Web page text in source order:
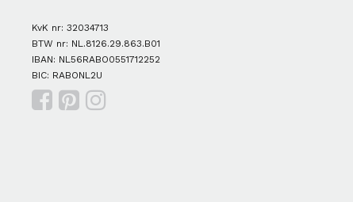
KvK nr: 32034713
BTW nr: NL.8126.29.863.B01
IBAN: NL56RABO0551712252
BIC: RABONL2U